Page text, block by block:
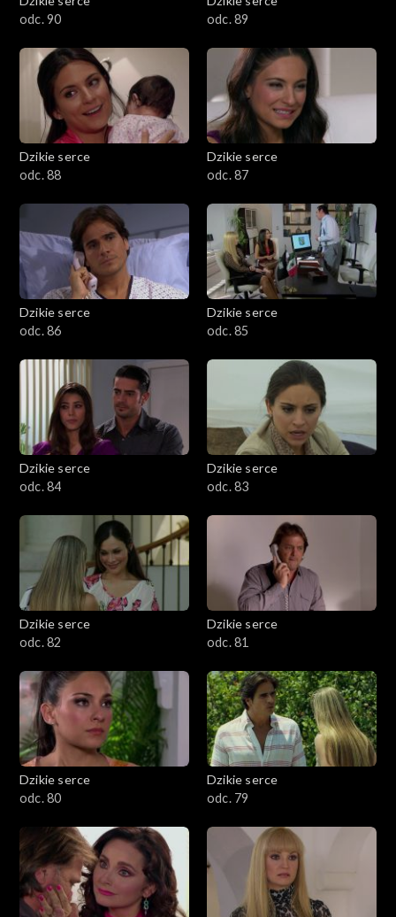
odc. 90
odc. 89
Dzikie serce
odc. 88
Dzikie serce
odc. 87
Dzikie serce
odc. 86
Dzikie serce
odc. 85
Dzikie serce
odc. 84
Dzikie serce
odc. 83
Dzikie serce
odc. 82
Dzikie serce
odc. 81
Dzikie serce
odc. 80
Dzikie serce
odc. 79